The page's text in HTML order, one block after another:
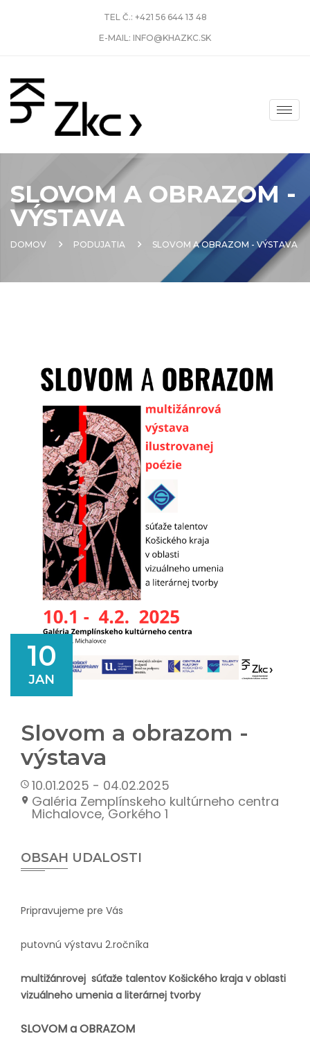
TEL Č.: +421 56 644 13 48
E-MAIL: INFO@KHAZKC.SK
SLOVOM A OBRAZOM -
VÝSTAVA
DOMOV PODUJATIA SLOVOM A OBRAZOM - VÝSTAVA
10
JAN
Slovom a obrazom -
výstava
10.01.2025 - 04.02.2025
Galéria Zemplínskeho kultúrneho centra
Michalovce, Gorkého 1
OBSAH UDALOSTI
Pripravujeme pre Vás
putovnú výstavu 2.ročníka
multižánrovej súťaže talentov Košického kraja v oblasti
vizuálneho umenia a literárnej tvorby
SLOVOM a OBRAZOM